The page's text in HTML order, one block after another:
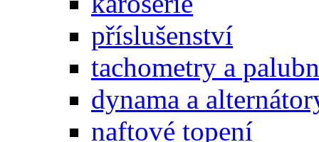
příslušenství
tachometry a
dynama a
naftové topení